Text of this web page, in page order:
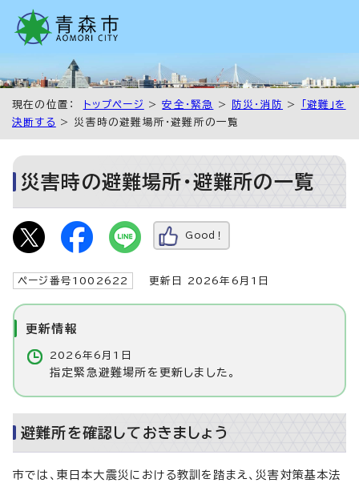
現在の位置： トップページ >安全・緊急 > 防災・消防 >
「避難」を
決断する
> 災害時の避難場所・避難所の一覧
災害時の避難場所・避難所の一覧
Good！
ページ番号1002622 更新日 2026年6月1日
更新情報
2026年6月1日
指定緊急避難場所を更新しました。
避難所を確認しておきましょう
市では、東日本大震災における教訓を踏まえ、災害対策基本法